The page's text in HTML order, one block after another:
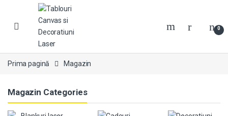
0
Prima pagină Magazin
Magazin Categories